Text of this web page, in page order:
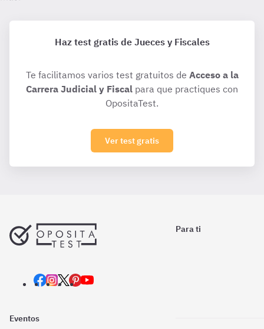
Haz test gratis de Jueces y Fiscales
Te facilitamos varios test gratuitos de Acceso a la
Carrera Judicial y Fiscal para que practiques con
OpositaTest.
Ver test gratis
Para ti
Eventos